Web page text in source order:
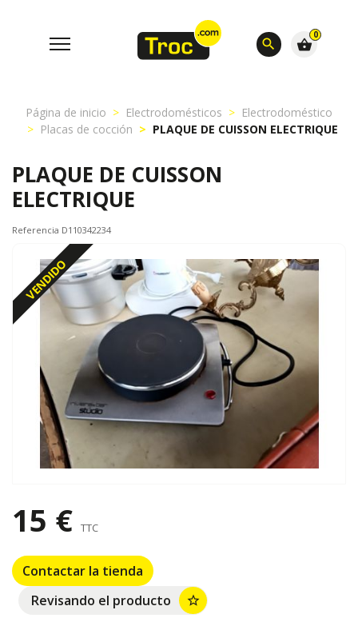
search
0
shopping_basket
Página de inicio Electrodomésticos
Electrodoméstico
Placas de cocción
PLAQUE DE CUISSON ELECTRIQUE
PLAQUE DE CUISSON
ELECTRIQUE
Referencia D110342234
VENDIDO
15 € TTC
Contactar la tienda
Revisando el producto
star_border